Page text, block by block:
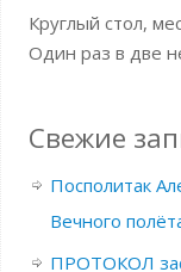
Круглый стол,
Один раз в две
Свежие
Посполитак
Вечного
ПРОТОКОЛ